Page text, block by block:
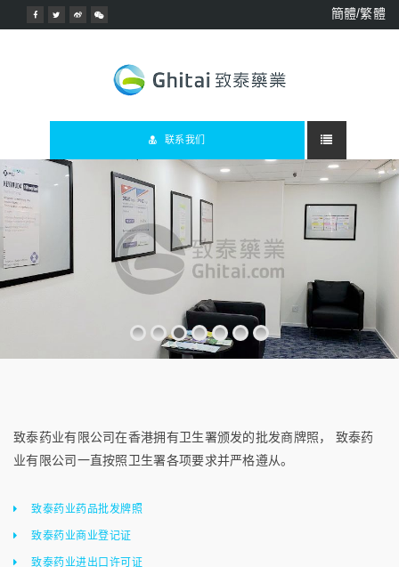
簡體/繁體
联系我们
致泰药业有限公司在香港拥有卫生署颁发的批发商牌照， 致泰药
业有限公司一直按照卫生署各项要求并严格遵从。
致泰药业药品批发牌照
致泰药业商业登记证
致泰药业进出口许可证